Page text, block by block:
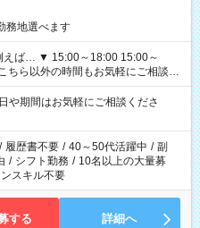
地選べます
期間はお気軽にご相談くださ
/ 履歴書不要 / 40～50代活躍中 / 副
/ シフト勤務 / 10名以上の大量募
スキル不要
する 詳細へ